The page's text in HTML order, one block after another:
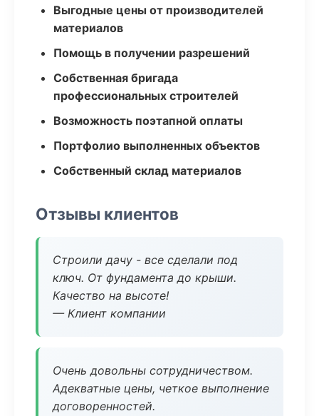
Выгодные цены от производителей
материалов
Помощь в получении разрешений
Собственная бригада
профессиональных строителей
Возможность поэтапной оплаты
Портфолио выполненных объектов
Собственный склад материалов
Отзывы клиентов
Строили дачу - все сделали под
ключ. От фундамента до крыши.
Качество на высоте!
— Клиент компании
Очень довольны сотрудничеством.
Адекватные цены, четкое выполнение
договоренностей.